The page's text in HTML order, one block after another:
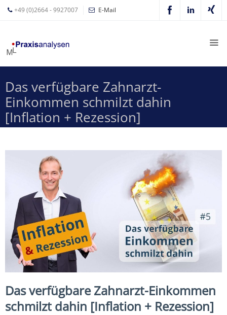
+49 (0)2664 - 9927007 E-Mail
Das verfügbare Zahnarzt-
Einkommen schmilzt dahin
[Inflation + Rezession]
Das verfügbare Zahnarzt-Einkommen
schmilzt dahin [Inflation + Rezession]
Leyer
Expertisen
Betriebswirtschaftliche
Beratung für
Zahnärzte
Zahnarzt-
Z-MVZ
Konzept
Expertise
1 – Z-
MVZ
Basics
Expertise
2 – Z-
MVZ